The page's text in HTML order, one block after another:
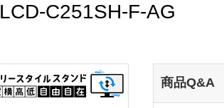
LCD-C251SH-F-AG
商品Q&A